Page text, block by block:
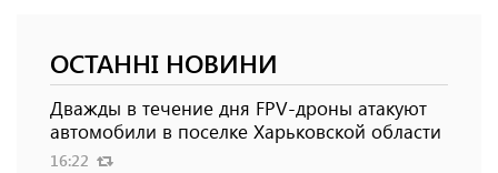
ОСТАННІ НОВИНИ
Дважды в течение дня FPV-дроны атакуют
автомобили в поселке Харьковской области
16:22